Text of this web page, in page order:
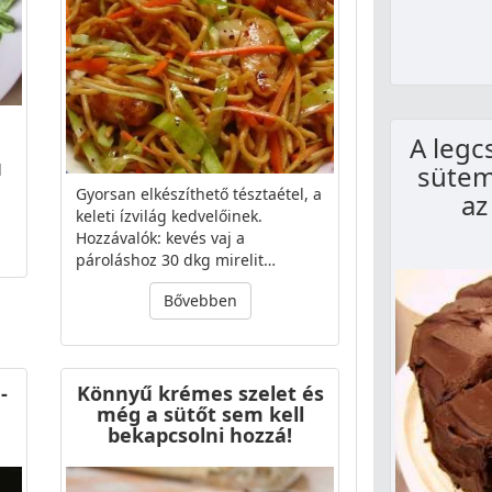
Gyorsan elkészíthető tésztaétel, a
keleti ízvilág kedvelőinek.
Hozzávalók: kevés vaj a
pároláshoz 30 dkg mirelit…
Bővebben
Könnyű krémes szelet és
még a sütőt sem kell
bekapcsolni hozzá!
A